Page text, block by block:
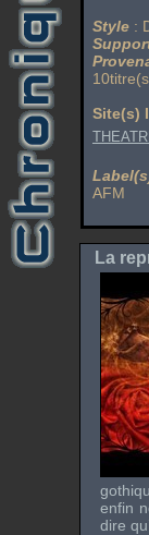
Style :
Site(s)
AFM
La
enfin
dire